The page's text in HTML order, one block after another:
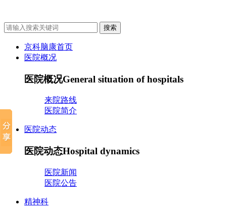
京科脑康首页
医院概况
医院概况General situation of hospitals
来院路线
医院简介
医院动态
医院动态Hospital dynamics
医院新闻
医院公告
精神科